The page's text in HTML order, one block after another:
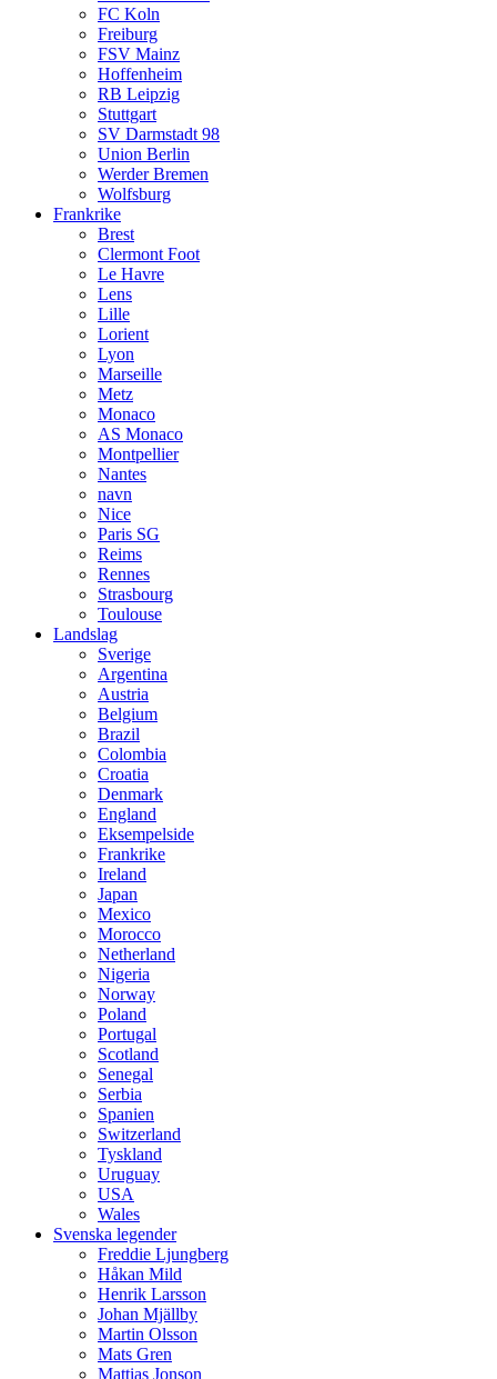
FC Koln
Freiburg
FSV Mainz
Hoffenheim
RB Leipzig
Stuttgart
SV Darmstadt 98
Union Berlin
Werder Bremen
Wolfsburg
Frankrike
Brest
Clermont Foot
Le Havre
Lens
Lille
Lorient
Lyon
Marseille
Metz
Monaco
AS Monaco
Montpellier
Nantes
navn
Nice
Paris SG
Reims
Rennes
Strasbourg
Toulouse
Landslag
Sverige
Argentina
Austria
Belgium
Brazil
Colombia
Croatia
Denmark
England
Eksempelside
Frankrike
Ireland
Japan
Mexico
Morocco
Netherland
Nigeria
Norway
Poland
Portugal
Scotland
Senegal
Serbia
Spanien
Switzerland
Tyskland
Uruguay
USA
Wales
Svenska legender
Freddie Ljungberg
Håkan Mild
Henrik Larsson
Johan Mjällby
Martin Olsson
Mats Gren
Mattias Jonson